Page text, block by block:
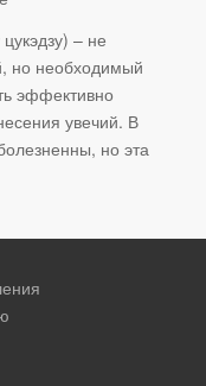
– не
но необходимый
эффективно
увечий. В
но эта